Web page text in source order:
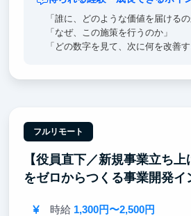
「誰に、どのような価値を届けるの
「なぜ、この施策を行うのか」
「どの数字を見て、次に何を改善す
・人の気持ちや、「なぜその人はそ
考えることが好き
・知らない世界にも興味を持ち、
戦するのが好き
・文章を書くこと、動画をつくるこ
フルリモート
【役員直下／新規事業立ち
をゼロからつくる事業開発イ
時給 1,300円〜2,500円